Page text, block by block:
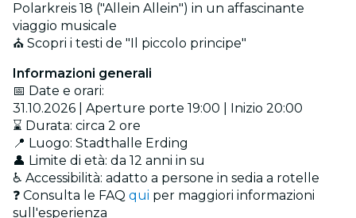
Polarkreis 18 ("Allein Allein") in un affascinante
viaggio musicale
⛪ Scopri i testi de "Il piccolo principe"
Informazioni generali
📅 Date e orari:
31.10.2026 | Aperture porte 19:00 | Inizio 20:00
⌛ Durata: circa 2 ore
📍 Luogo: Stadthalle Erding
👤 Limite di età: da 12 anni in su
♿ Accessibilità: adatto a persone in sedia a rotelle
❓ Consulta le FAQ qui per maggiori informazioni
sull'esperienza